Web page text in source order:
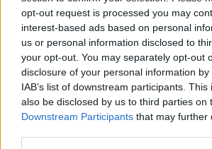
opt-out request is processed you may
interest-based ads based on personal
us or personal information disclosed to
your opt-out. You may separately opt-out
disclosure of your personal information
IAB’s list of downstream participants.
also be disclosed by us to third parties on
Downstream Participants that may further
This Simple Trick Removes All
Body!